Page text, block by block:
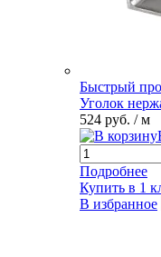
Быстрый
Уголок
524 руб. / м
Подробнее
Купить в 1
В избранное